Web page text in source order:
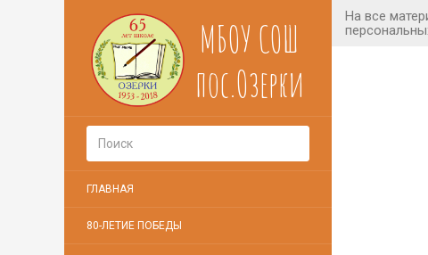
МБОУ СОШ
пос.Озерки
ГЛАВНАЯ
80-ЛЕТИЕ ПОБЕДЫ